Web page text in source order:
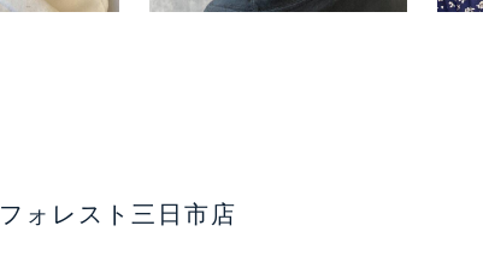
フォレスト三日市店